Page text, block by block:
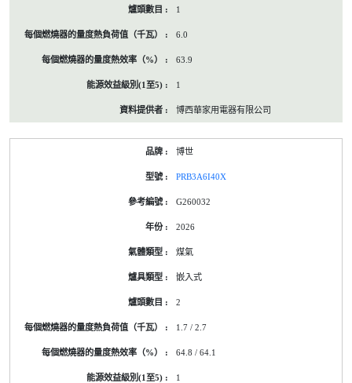
1
6.0
63.9
1
博西華家用電器有限公司
博世
PRB3A6I40X
G260032
2026
煤氣
嵌入式
2
1.7 / 2.7
64.8 / 64.1
1